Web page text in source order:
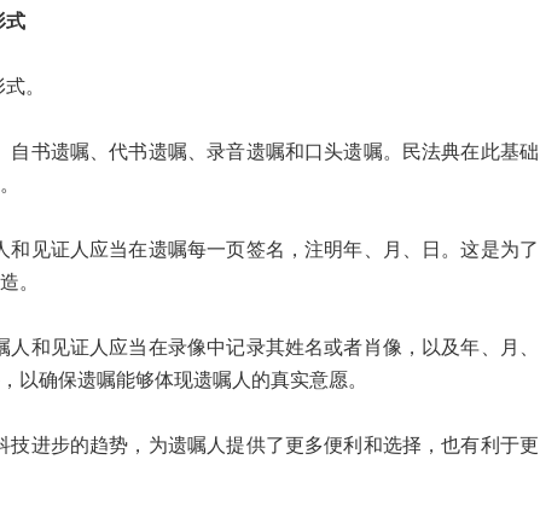
式
。
遗嘱、代书遗嘱、录音遗嘱和口头遗嘱。民法典在此基础
证人应当在遗嘱每一页签名，注明年、月、日。这是为了
。
见证人应当在录像中记录其姓名或者肖像，以及年、月、
以确保遗嘱能够体现遗嘱人的真实意愿。
步的趋势，为遗嘱人提供了更多便利和选择，也有利于更